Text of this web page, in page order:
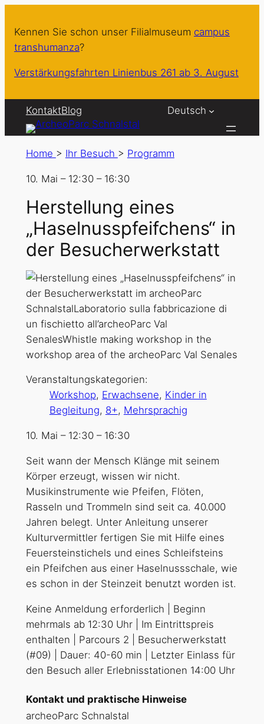
Kennen Sie schon unser Filialmuseum campus
transhumanza?
Verstärkungsfahrten Linienbus 261 ab 3. August
KontaktBlog Deutsch
Home > Ihr Besuch > Programm
10. Mai – 12:30 – 16:30
Herstellung eines
„Haselnusspfeifchens“ in
der Besucherwerkstatt
Veranstaltungskategorien:
Workshop, Erwachsene, Kinder in
Begleitung, 8+, Mehrsprachig
10. Mai – 12:30 – 16:30
Seit wann der Mensch Klänge mit seinem
Körper erzeugt, wissen wir nicht.
Musikinstrumente wie Pfeifen, Flöten,
Rasseln und Trommeln sind seit ca. 40.000
Jahren belegt. Unter Anleitung unserer
Kulturvermittler fertigen Sie mit Hilfe eines
Feuersteinstichels und eines Schleifsteins
ein Pfeifchen aus einer Haselnussschale, wie
es schon in der Steinzeit benutzt worden ist.
Keine Anmeldung erforderlich | Beginn
mehrmals ab 12:30 Uhr | Im Eintrittspreis
enthalten | Parcours 2 | Besucherwerkstatt
(#09) | Dauer: 40-60 min | Letzter Einlass für
den Besuch aller Erlebnisstationen 14:00 Uhr
Kontakt und praktische Hinweise
archeoParc Schnalstal